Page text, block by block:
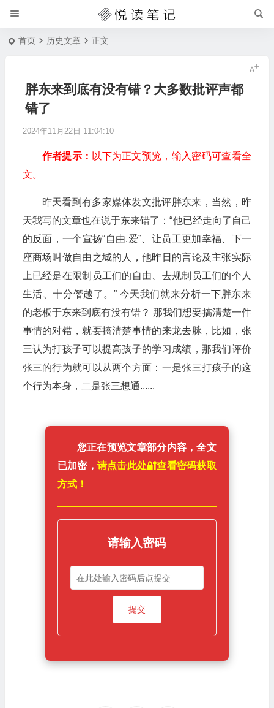
首页 历史文章 正文
胖东来到底有没有错？大多数批评声都
错了
2024年11月22日 11:04:10
作者提示： 以下为正文预览，输入密码可查看全
文。
昨天看到有多家媒体发文批评胖东来，当然，昨
天我写的文章也在说于东来错了：“他已经走向了自己
的反面，一个宣扬“自由.爱”、让员工更加幸福、下一
座商场叫做自由之城的人，他昨日的言论及主张实际
上已经是在限制员工们的自由、去规制员工们的个人
生活、十分僭越了。” 今天我们就来分析一下胖东来
的老板于东来到底有没有错？ 那我们想要搞清楚一件
事情的对错，就要搞清楚事情的来龙去脉，比如，张
三认为打孩子可以提高孩子的学习成绩，那我们评价
张三的行为就可以从两个方面：一是张三打孩子的这
个行为本身，二是张三想通......
您正在预览文章部分内容，全文
已加密， 请点击此处🔐️查看密码获取
方式！
请输入密码